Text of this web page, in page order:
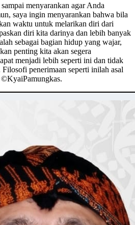
menyarankan agar Anda
saya ingin menyarankan bahwa bila
waktu untuk melarikan diri dari
diri kita darinya dan lebih banyak
sebagai bagian hidup yang wajar,
penting kita akan segera
menjadi lebih seperti ini dan tidak
Filosofi penerimaan seperti inilah asal
©️KyaiPamungkas.